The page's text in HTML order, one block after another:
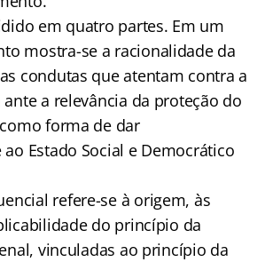
em quatro partes. Em um
mostra-se a racionalidade da
condutas que atentam contra a
a relevância da proteção do
forma de dar
Estado Social e Democrático
refere-se à origem, às
do princípio da
vinculadas ao princípio da